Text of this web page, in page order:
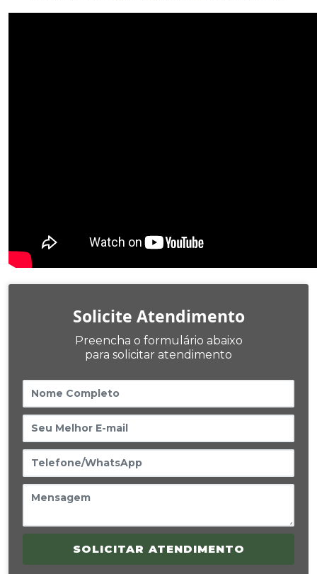
Solicite Atendimento
Preencha o formulário abaixo
para solicitar atendimento
SOLICITAR ATENDIMENTO